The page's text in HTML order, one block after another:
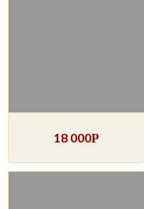
18 000Р